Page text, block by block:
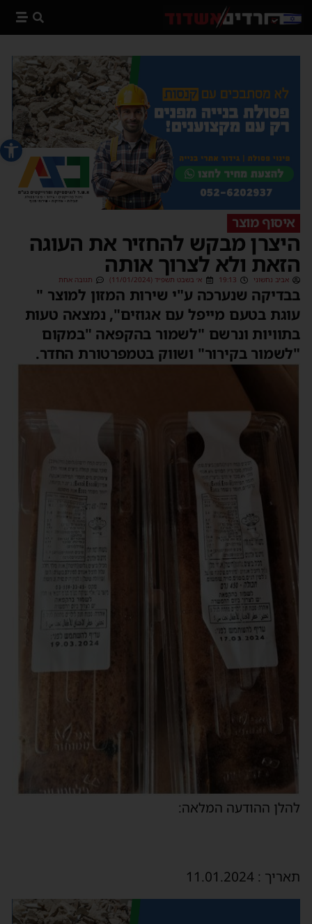
פתח
איסוף מוצר
היצרן מבקש להחזיר את העוגה
הזאת ולא לצרוך אותה
אביב נחשוני 19:13 א׳ בשבט תשפ״ד (11/01/2024) תגובה אחת
בבדיקה שנערכה ע"י שירות המזון למוצר "
עוגת בטעם מייפל עם אגוזים", נמצאה טעות
בתוויות ונרשם "לשמור בהקפאה "במקום
"לשמור בקירור" ושווק בטמפרטורת החדר.
להלן ההודעה המלאה:
תאריך : 11.01.2024